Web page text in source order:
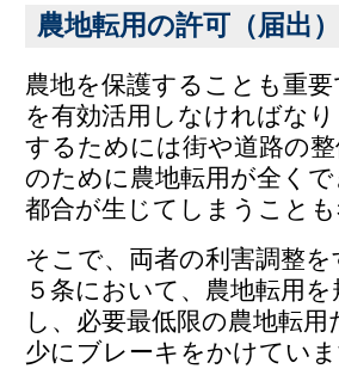
農地転用の許可（届出
農地を保護することも重
を有効活用しなければな
するためには街や道路の
のために農地転用が全く
都合が生じてしまうことも
そこで、両者の利害調整
５条において、農地転用
し、必要最低限の農地転
少にブレーキをかけていま